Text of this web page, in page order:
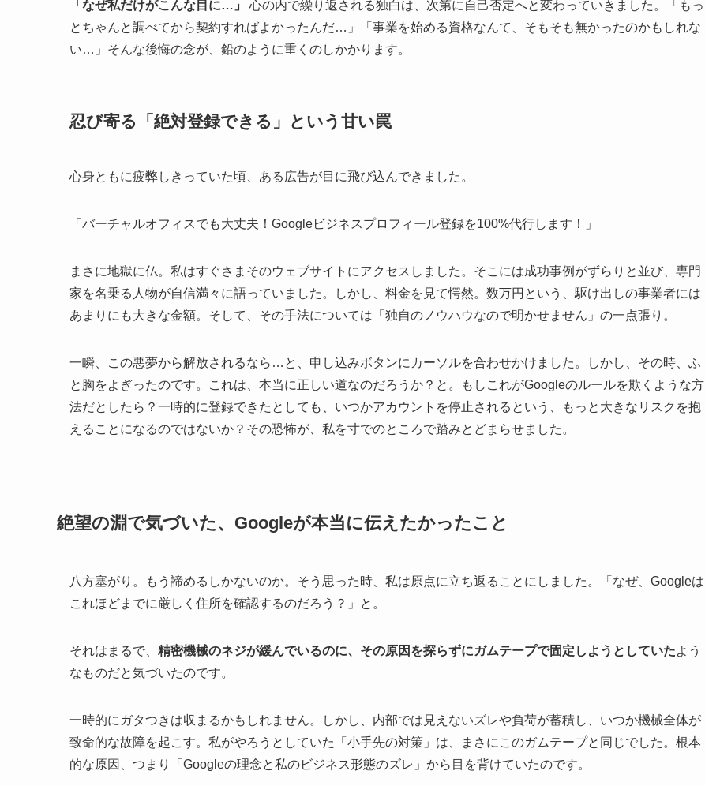
「なぜ私だけがこんな目に…」
心の内で繰り返される独白は、次第に自己否定へと変わっていきました。「もっ
とちゃんと調べてから契約すればよかったんだ…」「事業を始める資格なんて、そもそも無かったのかもしれな
い…」そんな後悔の念が、鉛のように重くのしかかります。
忍び寄る「絶対登録できる」という甘い罠
心身ともに疲弊しきっていた頃、ある広告が目に飛び込んできました。
「バーチャルオフィスでも大丈夫！Googleビジネスプロフィール登録を100%代行します！」
まさに地獄に仏。私はすぐさまそのウェブサイトにアクセスしました。そこには成功事例がずらりと並び、専門
家を名乗る人物が自信満々に語っていました。しかし、料金を見て愕然。数万円という、駆け出しの事業者には
あまりにも大きな金額。そして、その手法については「独自のノウハウなので明かせません」の一点張り。
一瞬、この悪夢から解放されるなら…と、申し込みボタンにカーソルを合わせかけました。しかし、その時、ふ
と胸をよぎったのです。これは、本当に正しい道なのだろうか？と。もしこれがGoogleのルールを欺くような方
法だとしたら？一時的に登録できたとしても、いつかアカウントを停止されるという、もっと大きなリスクを抱
えることになるのではないか？その恐怖が、私を寸でのところで踏みとどまらせました。
絶望の淵で気づいた、Googleが本当に伝えたかったこと
八方塞がり。もう諦めるしかないのか。そう思った時、私は原点に立ち返ることにしました。「なぜ、Googleは
これほどまでに厳しく住所を確認するのだろう？」と。
それはまるで、 精密機械のネジが緩んでいるのに、その原因を探らずにガムテープで固定しようとしていたよう
なものだと気づいたのです。
一時的にガタつきは収まるかもしれません。しかし、内部では見えないズレや負荷が蓄積し、いつか機械全体が
致命的な故障を起こす。私がやろうとしていた「小手先の対策」は、まさにこのガムテープと同じでした。根本
的な原因、つまり「Googleの理念と私のビジネス形態のズレ」から目を背けていたのです。